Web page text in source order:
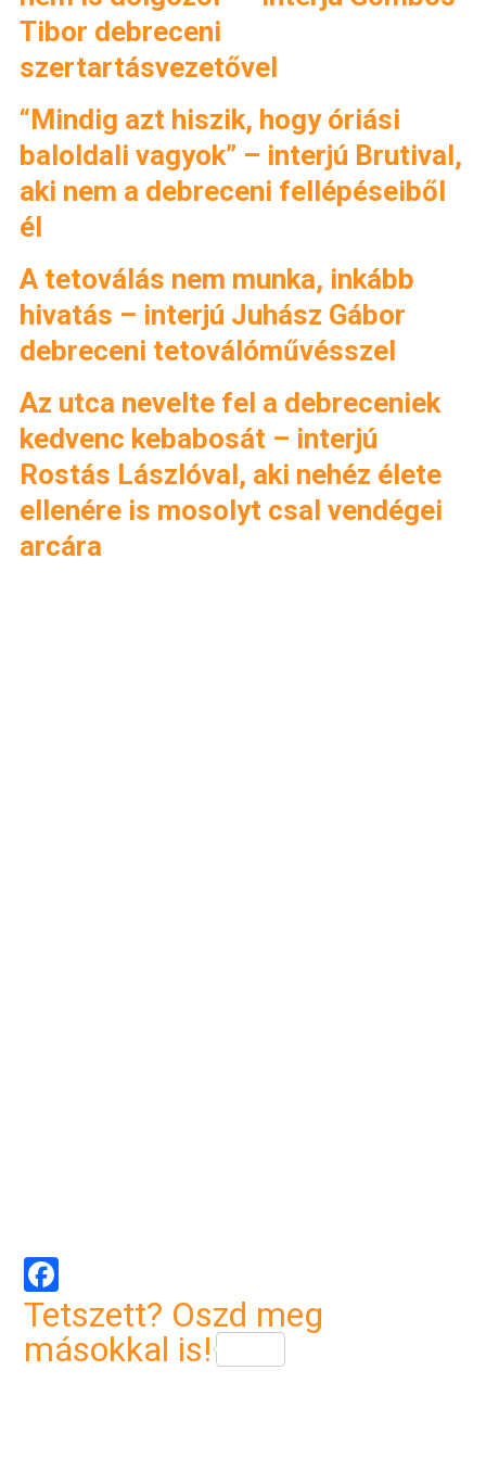
Tibor debreceni
szertartásvezetővel
“Mindig azt hiszik, hogy óriási
baloldali vagyok” – interjú Brutival,
aki nem a debreceni fellépéseiből
él
A tetoválás nem munka, inkább
hivatás – interjú Juhász Gábor
debreceni tetoválóművésszel
Az utca nevelte fel a debreceniek
kedvenc kebabosát – interjú
Rostás Lászlóval, aki nehéz élete
ellenére is mosolyt csal vendégei
arcára
Tetszett? Oszd meg
másokkal is!